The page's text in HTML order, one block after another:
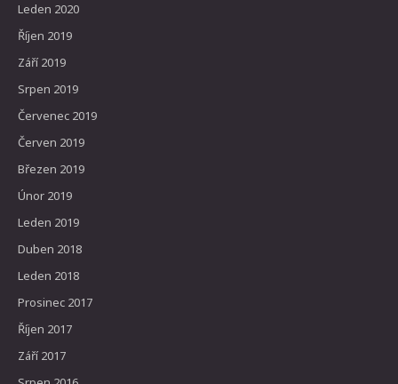
Leden 2020
Říjen 2019
Září 2019
Srpen 2019
Červenec 2019
Červen 2019
Březen 2019
Únor 2019
Leden 2019
Duben 2018
Leden 2018
Prosinec 2017
Říjen 2017
Září 2017